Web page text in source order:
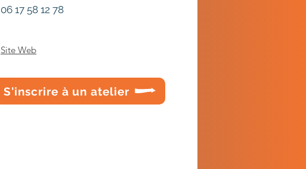
06 17 58 12 78
Site Web
S'inscrire à un atelier